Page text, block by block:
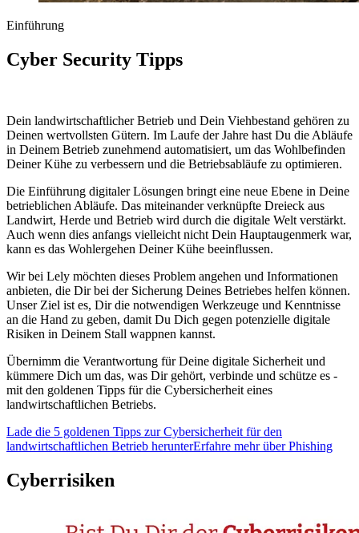
Einführung
Cyber Security Tipps
Dein landwirtschaftlicher Betrieb und Dein Viehbestand gehören zu
Deinen wertvollsten Gütern. Im Laufe der Jahre hast Du die Abläufe
in Deinem Betrieb zunehmend automatisiert, um das Wohlbefinden
Deiner Kühe zu verbessern und die Betriebsabläufe zu optimieren.
Die Einführung digitaler Lösungen bringt eine neue Ebene in Deine
betrieblichen Abläufe. Das miteinander verknüpfte Dreieck aus
Landwirt, Herde und Betrieb wird durch die digitale Welt verstärkt.
Auch wenn dies anfangs vielleicht nicht Dein Hauptaugenmerk war,
kann es das Wohlergehen Deiner Kühe beeinflussen.
Wir bei Lely möchten dieses Problem angehen und Informationen
anbieten, die Dir bei der Sicherung Deines Betriebes helfen können.
Unser Ziel ist es, Dir die notwendigen Werkzeuge und Kenntnisse
an die Hand zu geben, damit Du Dich gegen potenzielle digitale
Risiken in Deinem Stall wappnen kannst.
Übernimm die Verantwortung für Deine digitale Sicherheit und
kümmere Dich um das, was Dir gehört, verbinde und schütze es -
mit den goldenen Tipps für die Cybersicherheit eines
landwirtschaftlichen Betriebs.
Lade die 5 goldenen Tipps zur Cybersicherheit für den
landwirtschaftlichen Betrieb herunterErfahre mehr über Phishing
Cyberrisiken